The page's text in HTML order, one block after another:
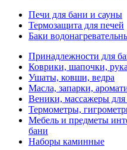
Печи для бани и сауны
Термозащита для печей
Баки
Принадлежности для
Коврики, шапочки,
Ушаты, ковши, ведра
Масла, запарки,
Веники, массажеры
Термометры,
Мебель и предметы
бани
Наборы каминные